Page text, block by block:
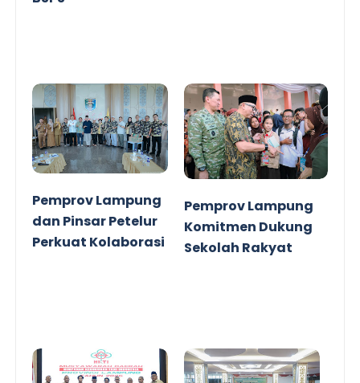
Pemprov Lampung
dan Pinsar Petelur
Perkuat Kolaborasi
Pemprov Lampung
Komitmen Dukung
Sekolah Rakyat